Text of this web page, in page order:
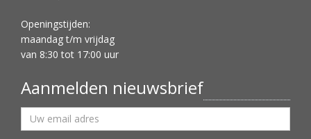
Openingstijden:
maandag t/m vrijdag
van 8:30 tot 17:00 uur
Aanmelden nieuwsbrief